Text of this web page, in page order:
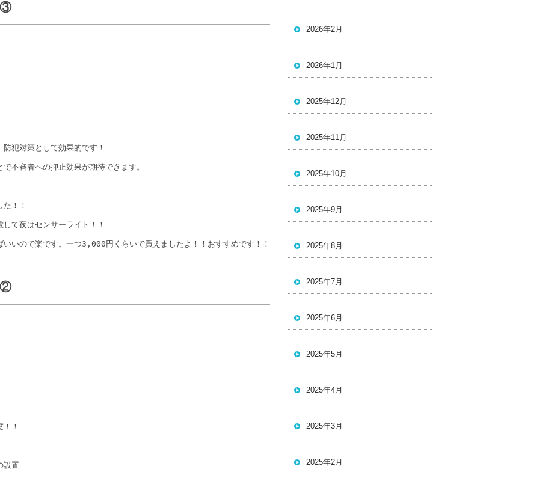
③
犯対策として効果的です！
不審者への抑止効果が期待できます。
！！
て夜はセンサーライト！！
いので楽です。一つ3,000円くらいで買えましたよ！！おすすめです！！
②
！
設置
2026年2月
2026年1月
2025年12月
2025年11月
2025年10月
2025年9月
2025年8月
2025年7月
2025年6月
2025年5月
2025年4月
2025年3月
2025年2月